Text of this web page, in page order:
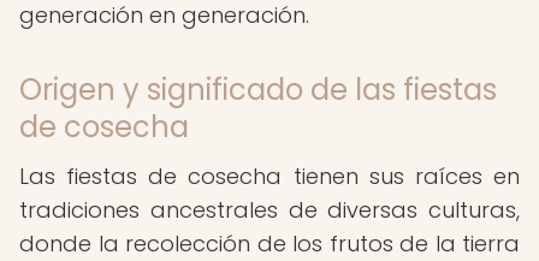
generación en generación.
Origen y significado de las fiestas
de cosecha
Las fiestas de cosecha tienen sus raíces en
tradiciones ancestrales de diversas culturas,
donde la recolección de los frutos de la tierra